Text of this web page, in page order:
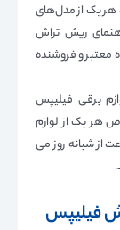
هر یک از مدل‌های
ریش تراش
معتبر و فروشنده
برقی فیلیپس
هر یک از لوازم
از شبانه روز می
فیلیپس